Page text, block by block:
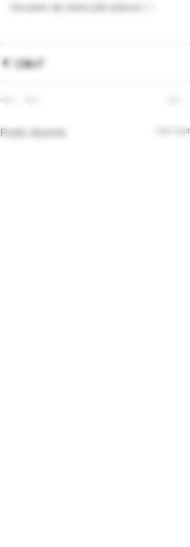
Souvenir de cette jolie séance
Posts récents Voir tout